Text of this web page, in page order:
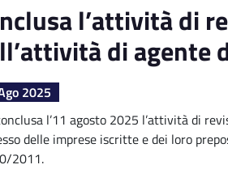
l’attività di
di agente
2025
l’11 agosto 2025 l’attività di
delle imprese iscritte e dei loro
2011.